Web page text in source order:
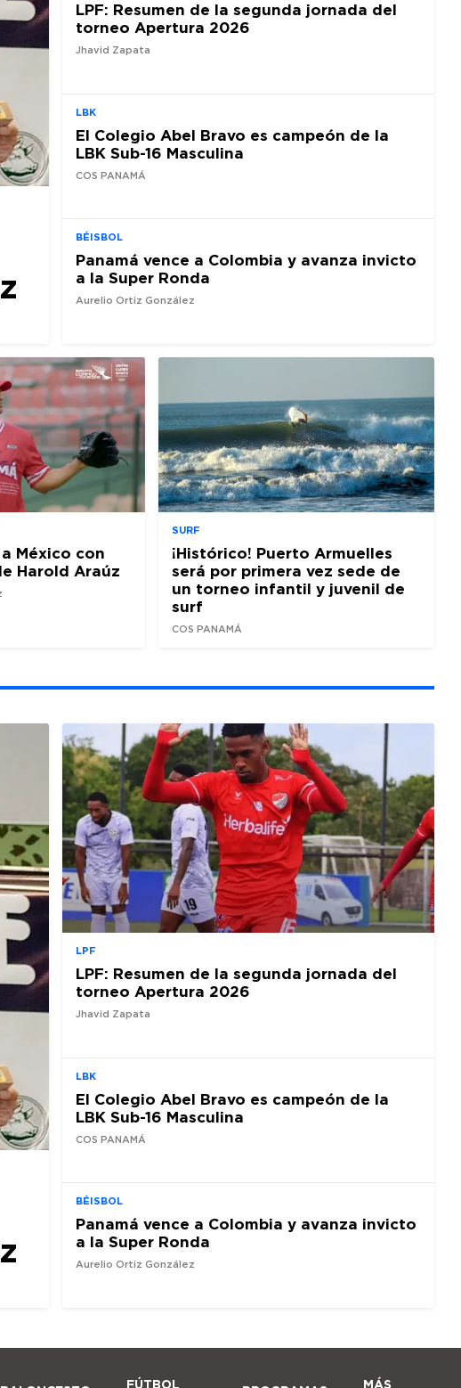
LPF: Resumen de la segunda jornada del
torneo Apertura 2026
Jhavid Zapata
LBK
El Colegio Abel Bravo es campeón de la
LBK Sub-16 Masculina
COS PANAMÁ
BÉISBOL
Panamá vence a Colombia y avanza invicto
a la Super Ronda
Aurelio Ortiz González
México con
Harold Araúz
SURF
¡Histórico! Puerto Armuelles
será por primera vez sede de
un torneo infantil y juvenil de
surf
COS PANAMÁ
LPF
LPF: Resumen de la segunda jornada del
torneo Apertura 2026
Jhavid Zapata
LBK
El Colegio Abel Bravo es campeón de la
LBK Sub-16 Masculina
COS PANAMÁ
BÉISBOL
Panamá vence a Colombia y avanza invicto
a la Super Ronda
Aurelio Ortiz González
FÚTBOL MÁS